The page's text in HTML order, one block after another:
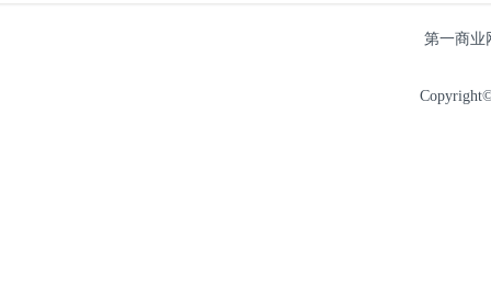
第一商